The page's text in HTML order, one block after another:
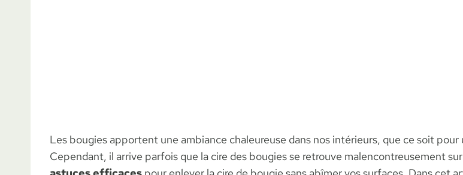
Les bougies apportent une ambiance chaleureuse dans nos intérieurs, que ce soit
Cependant, il arrive parfois que la cire des bougies se retrouve malencontreusement